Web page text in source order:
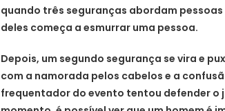
quando três seguranças abordam
deles começa a esmurrar uma pessoa.
Depois, um segundo segurança se vira e
com a namorada pelos cabelos e a
frequentador do evento tentou defender o